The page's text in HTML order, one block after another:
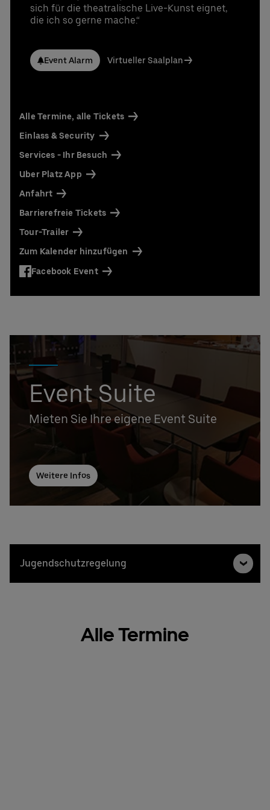
sich für die theatralische Live-Kunst eignet,
die ich so gerne mache.“
Event Alarm Virtueller Saalplan
Alle Termine, alle Tickets
Einlass & Security
Services - Ihr Besuch
Uber Platz App
Anfahrt
Barrierefreie Tickets
Tour-Trailer
Zum Kalender hinzufügen
Facebook Event
Event Suite
Mieten Sie Ihre eigene Event Suite
Weitere Infos
UBER RIDE Rabattcode für Fahrten von und zur
Uber Arena in Berlin
Stefan Santos Ferreira
Telefon: +49 (0) 30 / 2060708-239
Telefon: +49 (0) 30 / 2060708-238
E-Mail
Jugendschutzregelung
Alle Termine